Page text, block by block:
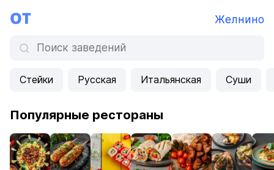
Желнино
Стейки Русская Итальянская Суши
Популярные рестораны